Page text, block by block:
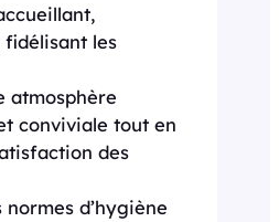
les
atmosphère
conviviale tout en
des
normes d’hygiène